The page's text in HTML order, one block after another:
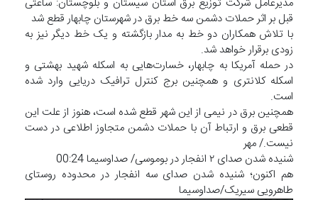
قبل بر اثر حملات دشمن سه خط برق در شهرستان چابهار قطع شد
با تلاش همکاران دو خط به مدار بازگشته و یک خط دیگر نیز به
زودی برقرار خواهد شد.
در حمله آمریکا به چابهار، خسارت‌هایی به اسکله شهید بهشتی و
اسکله کلانتری و همچنین برج کنترل ترافیک دریایی وارد شده
است.
همچنین برق در نیمی از این شهر قطع شده است، هنوز از علت این
قطعی برق و ارتباط آن با حملات دشمن متجاوز اطلاعی در دست
نیست./ مهر
شنیده شدن صدای ۲ انفجار در بوموسی/ صداوسیما 00:24
هم اکنون؛ شنیده شدن صدای سه انفجار در محدوده روستای
طاهرویی سیریک/صداوسیما